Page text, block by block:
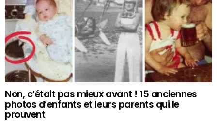
Non, c’était pas mieux avant ! 15 anciennes
photos d’enfants et leurs parents qui le
prouvent